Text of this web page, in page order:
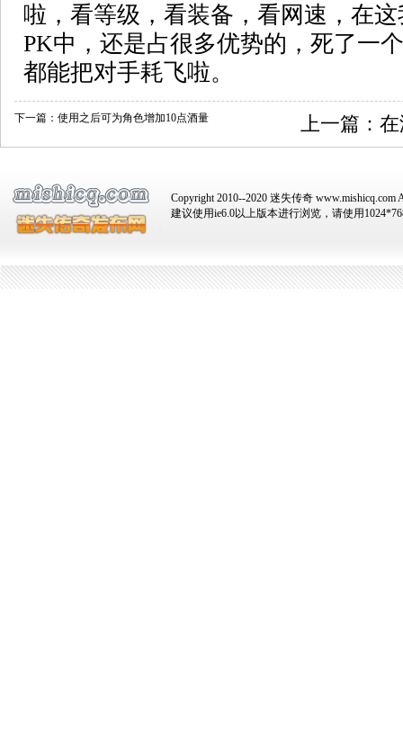
啦，看等级，看装备，看网速，在
PK中，还是占很多优势的，死了一
都能把对手耗飞啦。
下一篇： 使用之后可为角色增加10点酒量 上一篇：
Copyright 2010--2020 迷失传奇 www.mishicq.com
建议使用ie6.0以上版本进行浏览，请使用